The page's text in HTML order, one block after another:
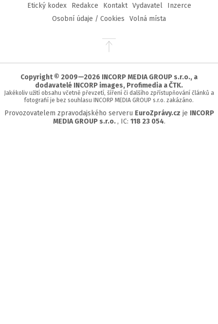
Etický kodex Redakce Kontakt Vydavatel
Inzerce
Osobní údaje / Cookies
Volná místa
Přejít
stránky
Copyright © 2009—2026 INCORP MEDIA GROUP s.r.o., a
dodavatelé INCORP images, Profimedia a ČTK.
Jakékoliv užití obsahu včetně převzetí, šíření či dalšího zpřístupňování článků a
fotografií je bez souhlasu INCORP MEDIA GROUP s.r.o. zakázáno.
Provozovatelem zpravodajského serveru EuroZprávy.cz je INCORP
MEDIA GROUP s.r.o. , IC: 118 23 054.